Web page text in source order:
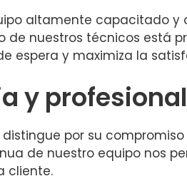
altamente capacitado y
de nuestros técnicos está
espera y maximiza la
y
por su
de nuestro equipo nos
cliente.